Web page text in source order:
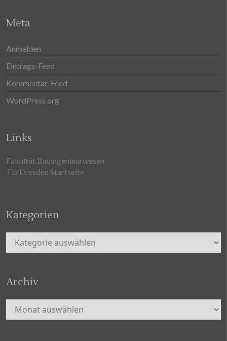
Meta
Anmelden
Eintrags-Feed
Kommentar-Feed
WordPress.org
Links
Fakultät Bauingenieurwesen
TU Dresden Startseite
Kategorien
Kategorien
Archiv
Archiv